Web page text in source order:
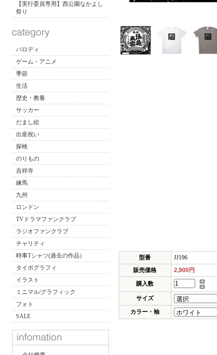
【実行委員専用】西公園なかよし
祭り
パロディ
ゲーム・アニメ
季節
生活
歴史・教養
サッカー
だまし絵
出産祝い
探検
のりもの
吉祥寺
練馬
九州
ロンドン
TVドラマファンクラブ
ラジオファンクラブ
チャリティ
時事Tシャツ(過去の作品）
タイポグラフィ
イラスト
ミニマル/グラフィック
フォト
SALE
型番
JJ196
販売価格
2,900円
購入数
サイズ
カラー・袖